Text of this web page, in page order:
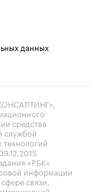
данных
средства
службой
«РБК»
информации
связи,